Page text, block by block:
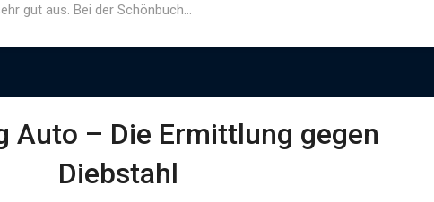
gut aus. Bei der Schönbuch…
Auto – Die Ermittlung gegen
Diebstahl